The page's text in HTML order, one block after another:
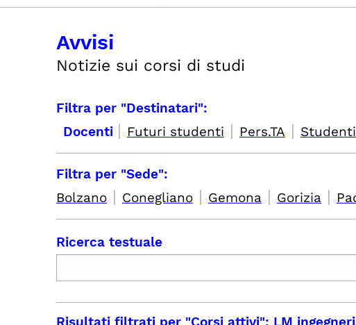
Avvisi
Notizie sui corsi di studi
Filtra per "Destinatari":
Docenti | Futuri studenti | Pers.TA |
Filtra per "Sede":
Bolzano | Conegliano | Gemona | Gorizia |
Ricerca testuale